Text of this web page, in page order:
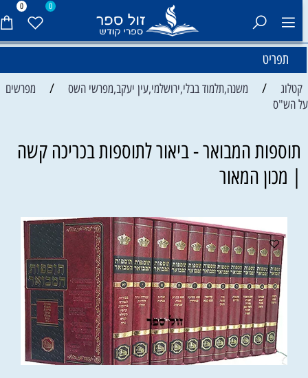
0 0
תפריט
קטלוג / משנה,תלמוד בבלי,ירושלמי,עין יעקב,מפרשי השס /
מפרשים
הש"ס
תוספות המבואר - ביאור לתוספות בכריכה קשה
| מכון המאור